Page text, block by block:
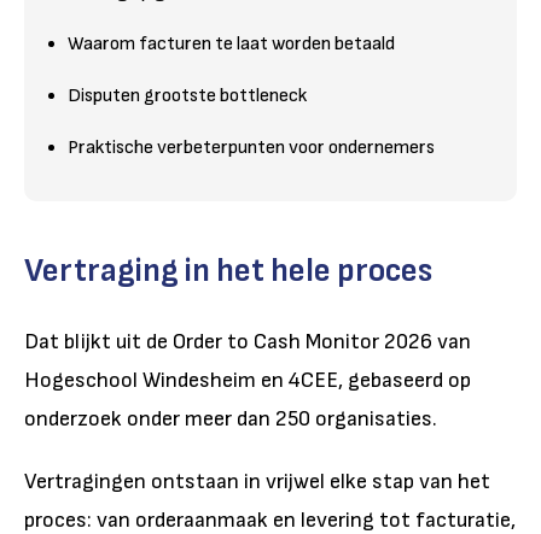
Waarom facturen te laat worden betaald
Disputen grootste bottleneck
Praktische verbeterpunten voor ondernemers
Vertraging in het hele proces
Dat blijkt uit de Order to Cash Monitor 2026 van
Hogeschool Windesheim en 4CEE, gebaseerd op
onderzoek onder meer dan 250 organisaties.
Vertragingen ontstaan in vrijwel elke stap van het
proces: van orderaanmaak en levering tot facturatie,